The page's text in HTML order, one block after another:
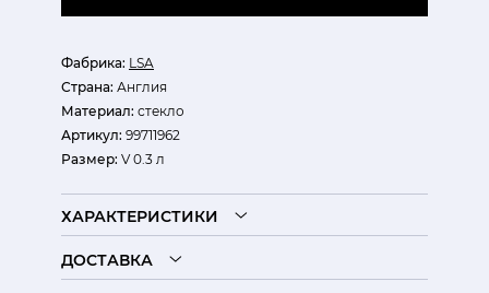
Фабрика: LSA
Страна: Англия
Материал: стекло
Артикул: 99711962
Размер: V 0.3 л
ХАРАКТЕРИСТИКИ
ДОСТАВКА